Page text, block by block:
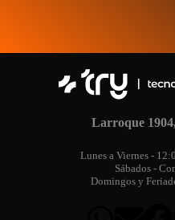
Larroque
Lunes a Viernes -
Sábados -
Domingos y